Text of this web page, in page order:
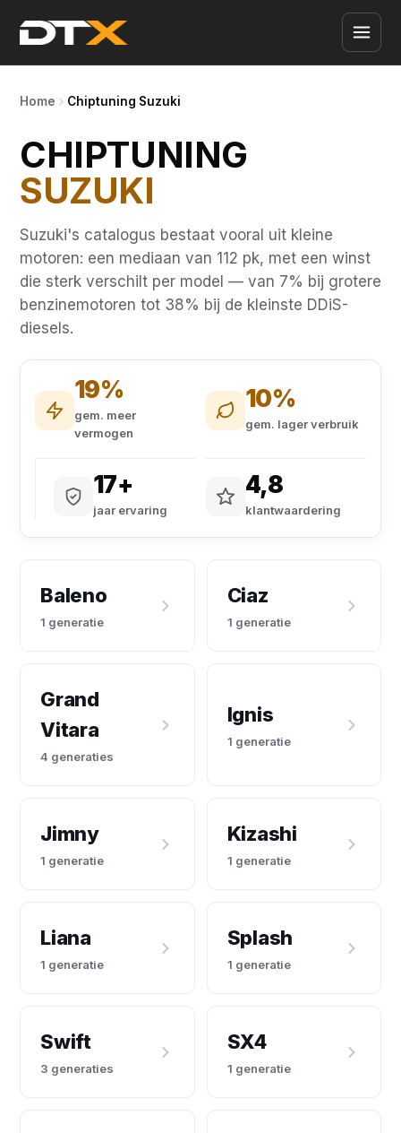
Home Chiptuning Suzuki
CHIPTUNING
SUZUKI
Suzuki's catalogus bestaat vooral uit kleine
motoren: een mediaan van 112 pk, met een winst
die sterk verschilt per model — van 7% bij grotere
benzinemotoren tot 38% bij de kleinste DDiS-
diesels.
19%
gem. meer
vermogen
10%
gem. lager verbruik
17+
jaar ervaring
4,8
klantwaardering
Baleno
1 generatie
Ciaz
1 generatie
Grand
Vitara
4 generaties
Ignis
1 generatie
Jimny
1 generatie
Kizashi
1 generatie
Liana
1 generatie
Splash
1 generatie
Swift
3 generaties
SX4
1 generatie